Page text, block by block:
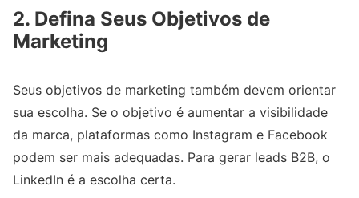
2. Defina Seus Objetivos de
Marketing
Seus objetivos de marketing também devem orientar
sua escolha. Se o objetivo é aumentar a visibilidade
da marca, plataformas como Instagram e Facebook
podem ser mais adequadas. Para gerar leads B2B, o
LinkedIn é a escolha certa.